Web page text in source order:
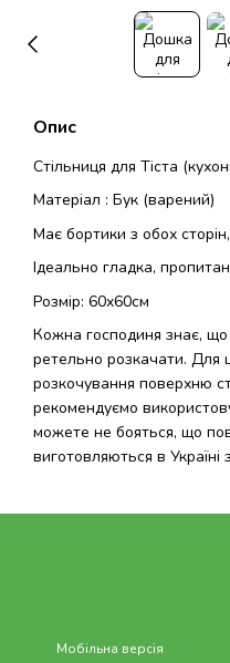
Опис
Стільниця для Тіста
Матеріал : Бук (варений)
Має бортики з обох
Ідеально гладка,
Розмір: 60х60см
Кожна господиня знає, що
ретельно розкачати. Для
розкочування поверхню
рекомендуємо
можете не бояться, що
виготовляються в
Мобільна версія